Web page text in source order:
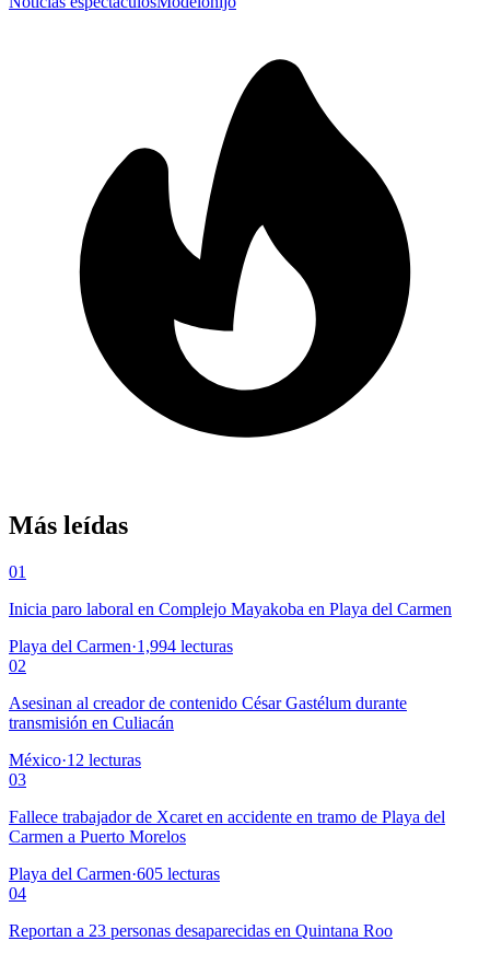
Más leídas
01
Inicia paro laboral en Complejo Mayakoba en Playa del Carmen
Playa del Carmen·1,994 lecturas
02
Asesinan al creador de contenido César Gastélum durante
transmisión en Culiacán
México·12 lecturas
03
Fallece trabajador de Xcaret en accidente en tramo de Playa del
Carmen a Puerto Morelos
Playa del Carmen·605 lecturas
04
Reportan a 23 personas desaparecidas en Quintana Roo